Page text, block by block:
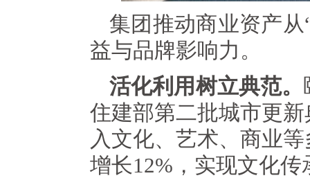
集团推动商业资产
益与品牌影响力。
活化利用树立典范。
住建部第二批城市更
入文化、艺术、商业
增长12%，实现文化